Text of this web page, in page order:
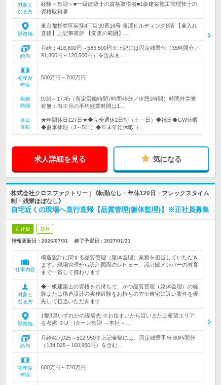
対象と
なる方
経験＜歓迎＞■一級建築士の資格取得者■1級建築施工管理技士の
資格取得者
勤務地
東京都杉並区荻窪4丁目30番16号 藤澤ビルディング8階 【雇入れ
直後】上記事業所 【変更の範囲】…
給与
月給：416,800円～583,500円※上記には固定残業代（35時間分／
91,800円～128,500円）を含みま…
初年度
年収
500万円～700万円
勤務
時間
9:00～17:45（所定労働時間7時間45分／休憩1時間）時間外労働
有無：有※月の平均残業時間は1…
休日
休暇
★年間休日127日★◆完全週休2日制（土・日）◆祝日◆GW休暇
◆夏季休暇（3～5日）◆年末年始休暇（…
求人詳細を見る 気になる
株式会社クロスファクトリー | 《転勤なし・年休120日・フレックスタイム
制・残業ほぼなし》
自宅近くの現場へ直行直帰【品質管理(躯体監理)】※正社員募集
正社員 急募
情報更新日：2026/07/31 終了予定日： 2027/01/21
仕事内容
構造設計に関する品質管理（躯体監理）業務を担当していただき
ます。現場管理から設計図面のレビュー、設計部メンバーの教育
まで一貫して携わります
対象と
なる方
◆一級建築士の資格をお持ちで、かつ品質管理（躯体監理）の経
験または構造設計の実務経験をお持ちの方※自宅に近い案件を優
先して担当いただきます
勤務地
1都3県いずれかの現場先 ※お住まいから近いまたは希望エリア
を考慮 ※U・Iターン歓迎 ～本社～…
給与
月給427,025～512,950※上記金額には、固定残業手当 60時間分
（134,025～160,950円）を含む…
初年度
年収
600万円～720万円